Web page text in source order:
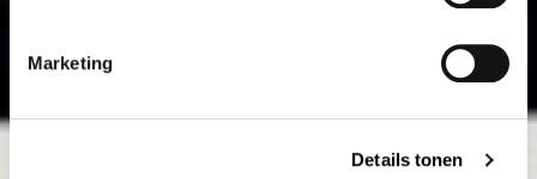
Marketing
Details tonen